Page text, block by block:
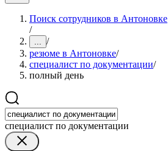
Поиск сотрудников в Антоновке
/
... /
резюме в Антоновке/
специалист по документации/
полный день
специалист по документации